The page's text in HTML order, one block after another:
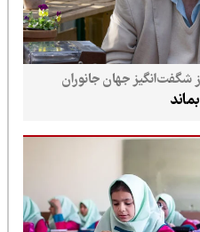
جهان جانوران